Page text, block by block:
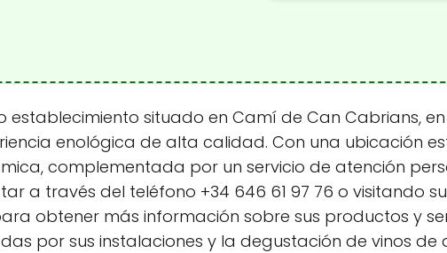
situado en Camí de Can Cabrians, en
enológica de alta calidad. Con una ubicación
complementada por un servicio de atención
a través del teléfono +34 646 61 97 76 o visitando
obtener más información sobre sus productos y
por sus instalaciones y la degustación de vinos